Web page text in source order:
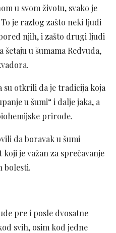
u svom životu, svako je
je razlog zašto neki ljudi
njih, i zašto drugi ljudi
u šumama Redvuda,
su otkrili da je tradicija koja
u šumi“ i dalje jaka, a
prirode.
da boravak u šumi
je važan za sprečavanje
bolesti.
pre i posle dvosatne
svih, osim kod jedne